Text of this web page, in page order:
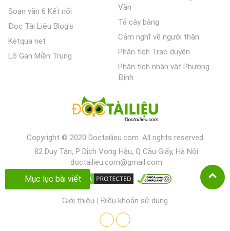
Mục lục bài viết
Soạn văn 6 Kết nối
Đọc Tài Liệu Blog's
Ketqua net
Lô Gan Miền Trung
Văn
Tả cây bàng
Cảm nghĩ về người thân
Phân tích Trao duyên
Phân tích nhân vật Phương
Định
Copyright © 2020 Doctailieu.com. All rights reserved
82 Duy Tân, P Dịch Vọng Hậu, Q Cầu Giấy, Hà Nội
doctailieu.com@gmail.com
Giới thiệu | Điều khoản sử dụng